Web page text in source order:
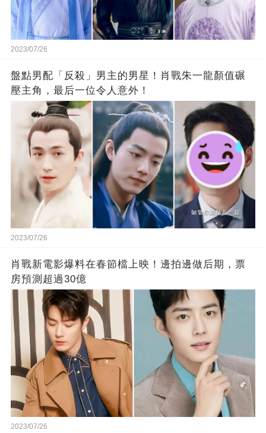
2023/07/26
盤點男配「反殺」男主的男星！肖戰朱一龍顏值碾
壓主角，最后一位令人意外！
2023/07/26
肖戰新電影爆料在春節檔上映！邊拍邊做后期，票
房預測超過30億
2023/07/26